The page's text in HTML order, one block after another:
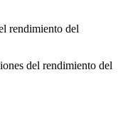
rendimiento del
del rendimiento del